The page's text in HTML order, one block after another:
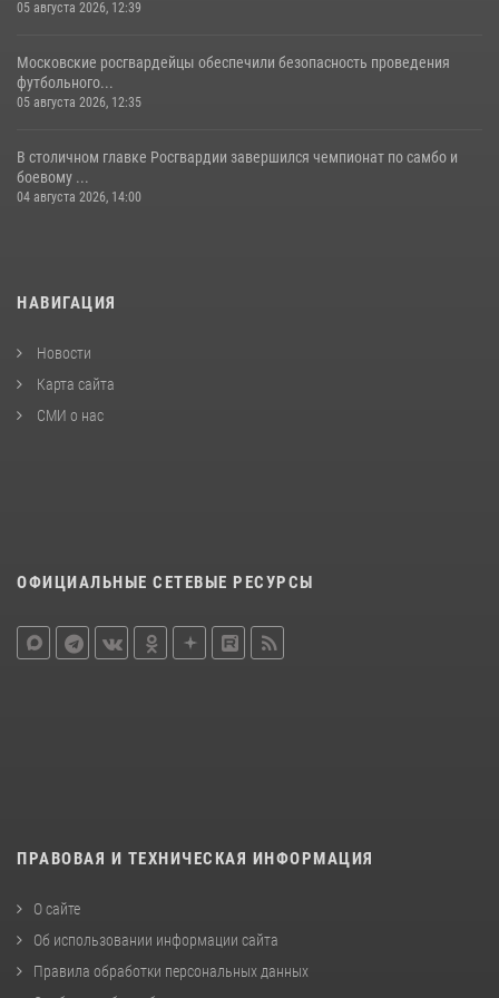
05 августа 2026, 12:39
Московские росгвардейцы обеспечили безопасность проведения
футбольного...
05 августа 2026, 12:35
В столичном главке Росгвардии завершился чемпионат по самбо и
боевому ...
04 августа 2026, 14:00
НАВИГАЦИЯ
Новости
Карта сайта
СМИ о нас
ОФИЦИАЛЬНЫЕ СЕТЕВЫЕ РЕСУРСЫ
ПРАВОВАЯ И ТЕХНИЧЕСКАЯ ИНФОРМАЦИЯ
О сайте
Об использовании информации сайта
Правила обработки персональных данных